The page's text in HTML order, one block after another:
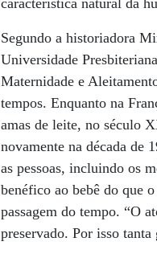
Segundo a historiadora
Universidade
Maternidade e
tempos. Enquanto na
amas de leite, no século
novamente na década de
as pessoas, incluindo os
benéfico ao bebê do que
passagem do tempo. “O
preservado. Por isso